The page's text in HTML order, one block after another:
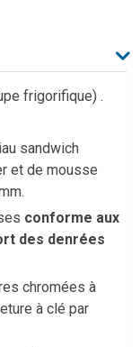
frigorifique) .
sandwich
et de mousse
conforme aux
des denrées
chromées à
à clé par